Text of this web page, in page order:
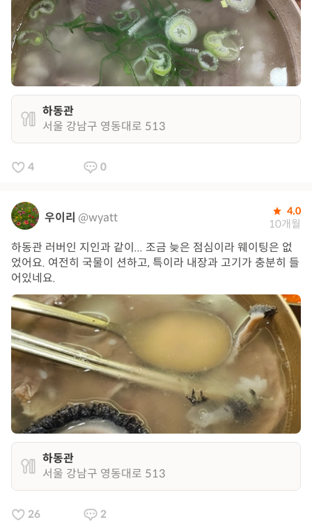
하동관
서울 강남구 영동대로 513
4 0
우이리 @wyatt 4.0
10개월
하동관 러버인 지인과 같이... 조금 늦은 점심이라 웨이팅은 없
었어요. 여전히 국물이 션하고, 특이라 내장과 고기가 충분히 들
어있네요.
하동관
서울 강남구 영동대로 513
26 2